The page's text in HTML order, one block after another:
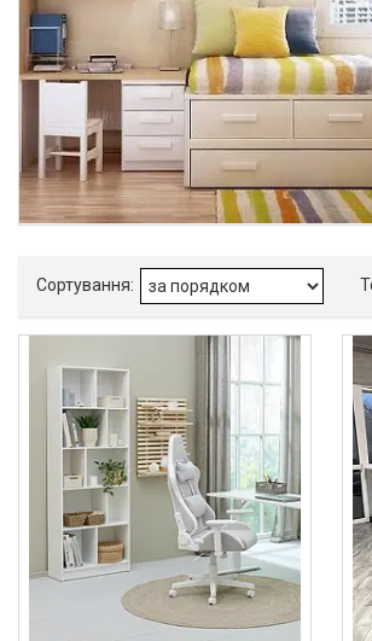
Відгуки
Часті запитання
Доставка та оплата